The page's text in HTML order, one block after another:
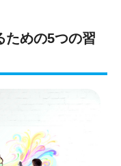
ための5つの習